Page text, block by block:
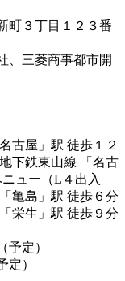
町３丁目１２３番
、三菱商事都市開
古屋」駅 徒歩１２
下鉄東山線 「名古
ュー（L４出入
亀島」駅 徒歩６分
栄生」駅 徒歩９分
予定）
定）